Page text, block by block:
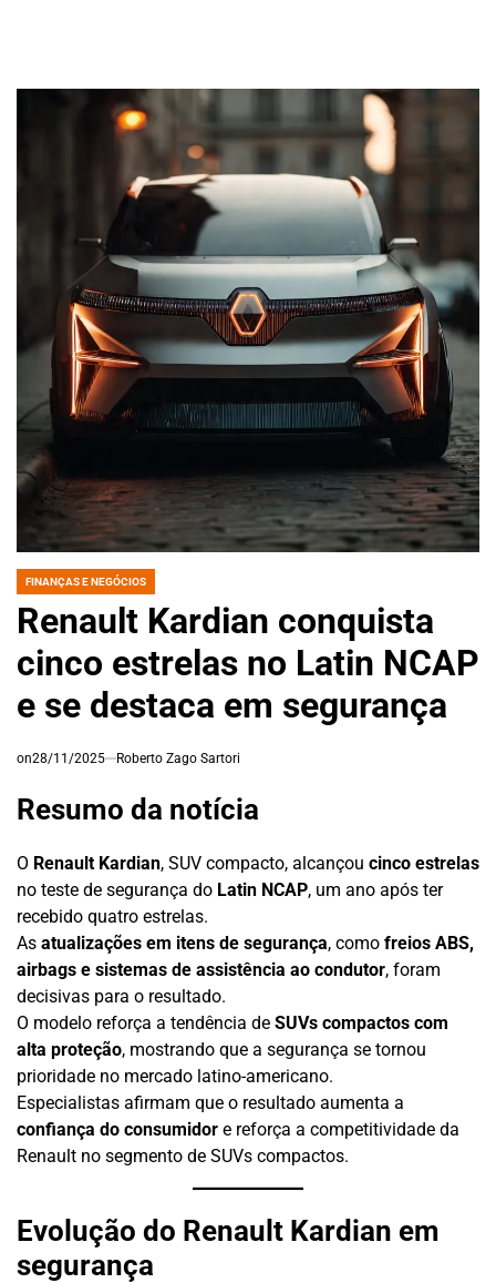
POSTED
FINANÇAS E NEGÓCIOS
Renault Kardian conquista
cinco estrelas no Latin NCAP
e se destaca em segurança
on28/11/2025 Roberto Zago Sartori
Resumo da notícia
O Renault Kardian, SUV compacto, alcançou cinco estrelas
no teste de segurança do Latin NCAP, um ano após ter
recebido quatro estrelas.
As atualizações em itens de segurança, como freios ABS,
airbags e sistemas de assistência ao condutor, foram
decisivas para o resultado.
O modelo reforça a tendência de SUVs compactos com
alta proteção, mostrando que a segurança se tornou
prioridade no mercado latino-americano.
Especialistas afirmam que o resultado aumenta a
confiança do consumidor e reforça a competitividade da
Renault no segmento de SUVs compactos.
Evolução do Renault Kardian em
segurança